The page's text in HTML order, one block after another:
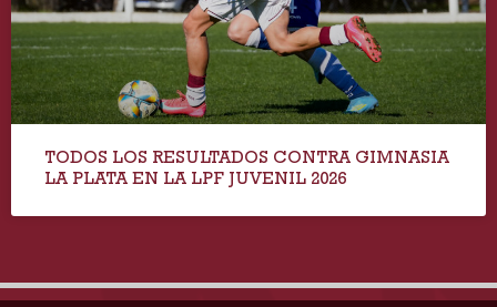
TODOS LOS RESULTADOS CONTRA GIMNASIA
LA PLATA EN LA LPF JUVENIL 2026